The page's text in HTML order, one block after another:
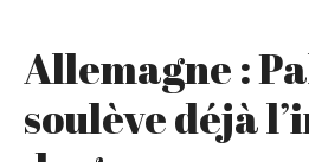
Allemagne :
soulève déjà